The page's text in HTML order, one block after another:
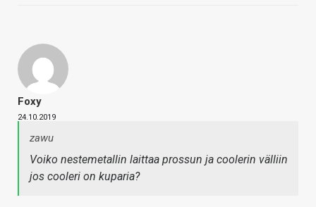
Foxy
24.10.2019
zawu
Voiko nestemetallin laittaa prossun ja coolerin välliin
jos cooleri on kuparia?